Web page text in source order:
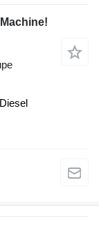
Diesel